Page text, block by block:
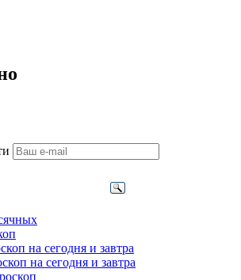
на сегодня и завтра
на сегодня и завтра